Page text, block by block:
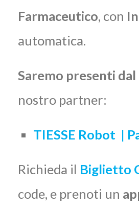
Farmaceutico, con
automatica.
Saremo presenti
nostro partner:
TIESSE Robot |
Richieda il Biglietto
code, e prenoti un